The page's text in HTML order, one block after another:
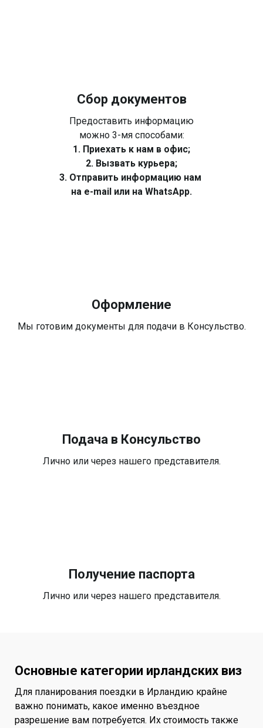
Сбор документов
Предоставить информацию
можно 3-мя способами:
1. Приехать к нам в офис;
2. Вызвать курьера;
3. Отправить информацию нам
на e-mail или на WhatsApp.
Оформление
Мы готовим документы для подачи в Консульство.
Подача в Консульство
Лично или через нашего представителя.
Получение паспорта
Лично или через нашего представителя.
Основные категории ирландских виз
Для планирования поездки в Ирландию крайне
важно понимать, какое именно въездное
разрешение вам потребуется. Их стоимость также